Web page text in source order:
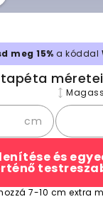
meg 15% a kóddal
cm
és
7-10 cm extra